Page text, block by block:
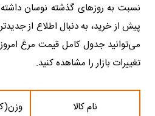
نسبت به روزهای گذشته نوسان
پیش از خرید، به دنبال اطلاع از
تغییرات بازار را مشاهده کنید.
نام کالا